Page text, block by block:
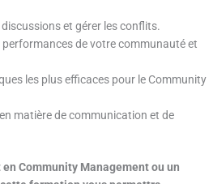
et gérer les conflits.
de votre communauté et
les plus efficaces pour le Community
matière de communication et de
Community Management ou un